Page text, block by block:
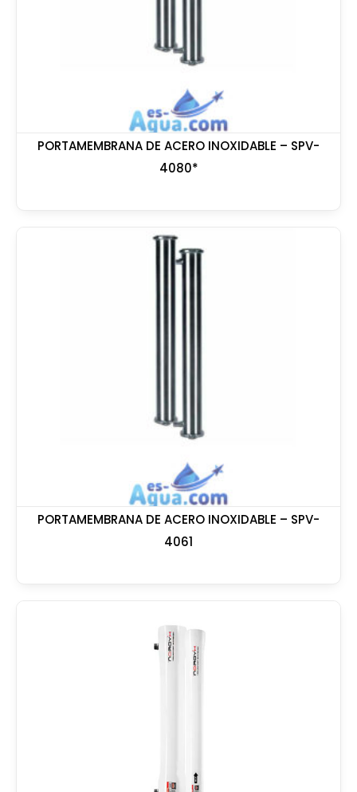
PORTAMEMBRANA DE ACERO INOXIDABLE – SPV-
4080*
PORTAMEMBRANA DE ACERO INOXIDABLE – SPV-
4061